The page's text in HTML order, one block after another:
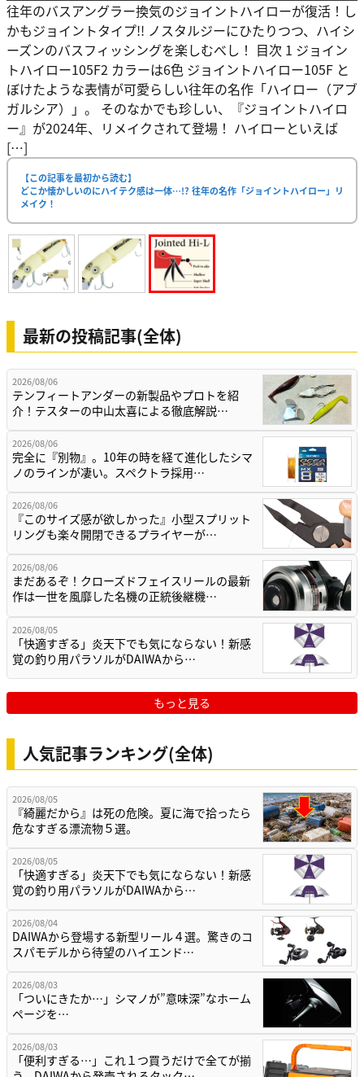
往年のバスアングラー換気のジョイントハイローが復活！し
かもジョイントタイプ!! ノスタルジーにひたりつつ、ハイシ
ーズンのバスフィッシングを楽しむべし！ 目次 1 ジョイン
トハイロー105F2 カラーは6色 ジョイントハイロー105F と
ぼけたような表情が可愛らしい往年の名作「ハイロー（アブ
ガルシア）」。 そのなかでも珍しい、『ジョイントハイロ
ー』が2024年、リメイクされて登場！ ハイローといえば
[…]
【この記事を最初から読む】
どこか懐かしいのにハイテク感は一体…!? 往年の名作「ジョイントハイロー」リ
メイク！
最新の投稿記事(全体)
2026/08/06
テンフィートアンダーの新製品やプロトを紹
介！テスターの中山太喜による徹底解説…
2026/08/06
完全に『別物』。10年の時を経て進化したシマ
ノのラインが凄い。スペクトラ採用…
2026/08/06
『このサイズ感が欲しかった』小型スプリット
リングも楽々開閉できるプライヤーが…
2026/08/06
まだあるぞ！クローズドフェイスリールの最新
作は一世を風靡した名機の正統後継機…
2026/08/05
「快適すぎる」炎天下でも気にならない！新感
覚の釣り用パラソルがDAIWAから…
もっと見る
人気記事ランキング(全体)
2026/08/05
『綺麗だから』は死の危険。夏に海で拾ったら
危なすぎる漂流物５選。
2026/08/05
「快適すぎる」炎天下でも気にならない！新感
覚の釣り用パラソルがDAIWAから…
2026/08/04
DAIWAから登場する新型リール４選。驚きのコ
スパモデルから待望のハイエンド…
2026/08/03
「ついにきたか…」シマノが”意味深”なホーム
ページを…
2026/08/03
「便利すぎる…」これ１つ買うだけで全てが揃